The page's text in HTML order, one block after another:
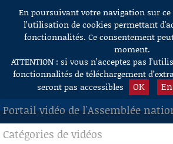
Aller au contenu
En poursuivant votre navigation sur ce
l’utilisation de cookies permettant
fonctionnalités. Ce consentement
moment.
ATTENTION : si vous n’acceptez pas
fonctionnalités de téléchargement
seront pas accessibles
OK
Portail vidéo de l'Assemblée
ACCUEIL
Catégories de vidéos